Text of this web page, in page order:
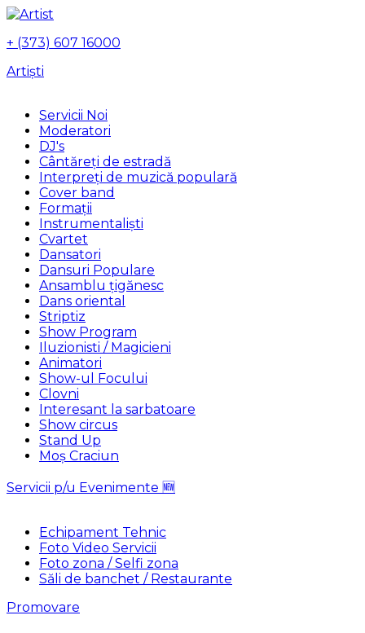
+ (373) 607 16000
Artiști
Servicii Noi
Moderatori
DJ's
Сântăreți de estradă
Interpreți de muzică populară
Сover band
Formații
Instrumentalişti
Cvartet
Dansatori
Dansuri Populare
Ansamblu țigănesc
Dans oriental
Striptiz
Show Program
Iluzionisti / Magicieni
Animatori
Show-ul Focului
Clovni
Interesant la sarbatoare
Show circus
Stand Up
Moș Craciun
Servicii p/u Evenimente 🆕
Echipament Tehnic
Foto Video Servicii
Foto zona / Selfi zona
Săli de banchet / Restaurante
Promovare